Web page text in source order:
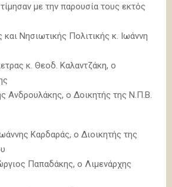
με την παρουσία τους εκτός
Νησιωτικής Πολιτικής κ. Ιωάννη
κ. Θεοδ. Καλαντζάκη, ο
Ανδρουλάκης, ο Δοικητής της Ν.Π.Β.
Καρδαράς, ο Διοικητής της
Παπαδάκης, ο Λιμενάρχης